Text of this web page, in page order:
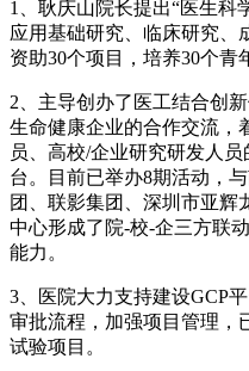
1、耿庆山院长提出“医生科
应用基础研究、临床研究、
资助30个项目，培养30个青
2、主导创办了医工结合创
生命健康企业的合作交流，
员、高校/企业研究研发人
台。目前已举办8期活动，
团、联影集团、深圳市亚辉
中心形成了院-校-企三方联
能力。
3、医院大力支持建设GCP
审批流程，加强项目管理，
试验项目。